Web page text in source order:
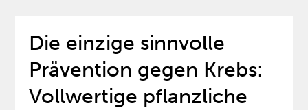
Die einzige sinnvolle
Prävention gegen Krebs:
Vollwertige pflanzliche